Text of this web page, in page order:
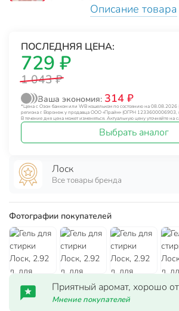
Описание товара
ПОСЛЕДНЯЯ ЦЕНА:
729 ₽
1 043 ₽
Ваша экономия: 314 ₽
*Цена с Озон банком или WB кошельком по состоянию на
региона г. Воронеж у продавца ООО «Прайм» (ОГРН 1233600006903,
В течение дня цена может изменяться. Актуальную цену уточняйте на
Выбрать аналог
Лоск
Все товары бренда
Фотографии покупателей
Приятный аромат, хорошо
Мнение покупателей